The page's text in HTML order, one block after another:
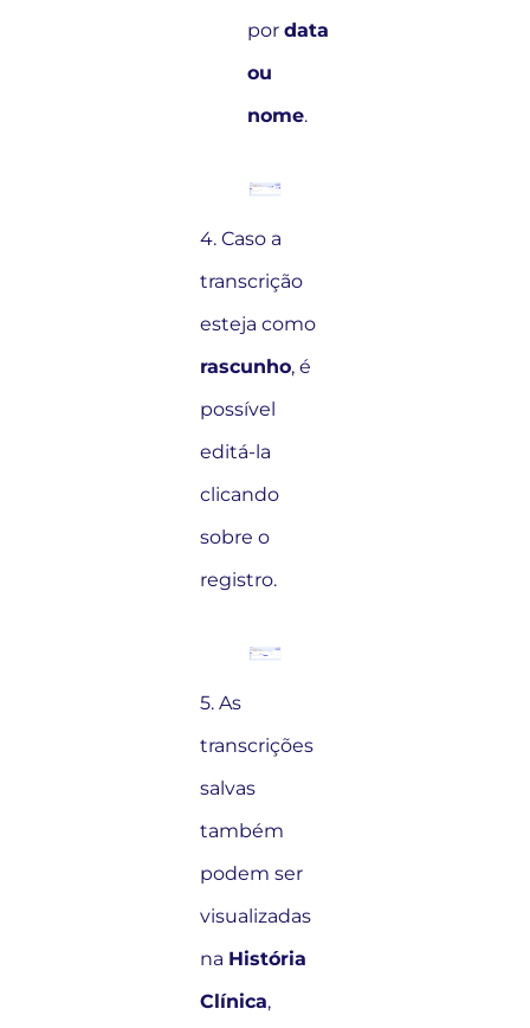
pordata
ou
nome.
4. Caso a
transcrição
esteja como
rascunho, é
possível
editá-la
clicando
sobre o
registro.
5. As
transcrições
salvas
também
podem ser
visualizadas
na História
Clínica,